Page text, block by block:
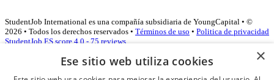
StudentJob International es una compañía subsidiaria de YoungCapital • ©
2026 • Todos los derechos reservados • Términos de uso • Politica de privacidad
StudentJob ES score 4.0 - 75 reviews
×
Ese sitio web utiliza cookies